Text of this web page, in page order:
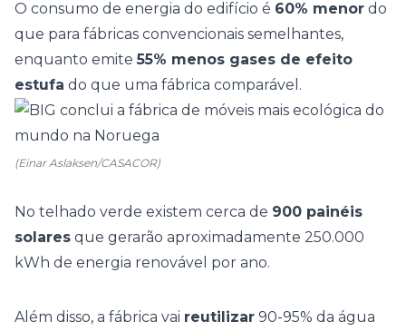
O consumo de energia do edifício é 60% menor do
que para fábricas convencionais semelhantes,
enquanto emite55% menos gases de efeito
estufa do que uma fábrica comparável.
(Einar Aslaksen/CASACOR)
No telhado verde existem cerca de 900 painéis
solares que gerarão aproximadamente 250.000
kWh de energia renovável por ano.
Além disso, a fábrica vai reutilizar 90-95% da água